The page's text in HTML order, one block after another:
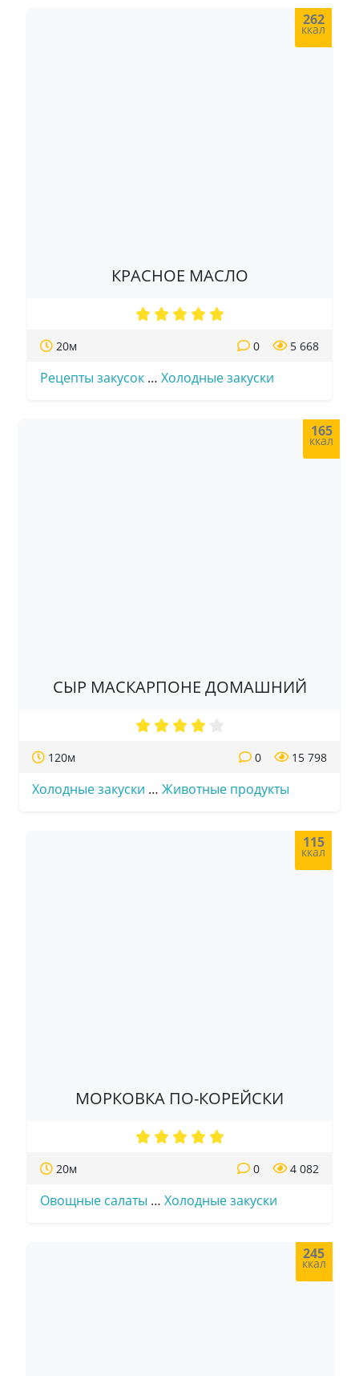
262
ккал
КРАСНОЕ МАСЛО
20м 5 668
0
Рецепты закусок … Холодные закуски
165
ккал
СЫР МАСКАРПОНЕ ДОМАШНИЙ
120м 15 798
0
Холодные закуски … Животные продукты
115
ккал
МОРКОВКА ПО-КОРЕЙСКИ
20м 4 082
0
Овощные салаты … Холодные закуски
245
ккал